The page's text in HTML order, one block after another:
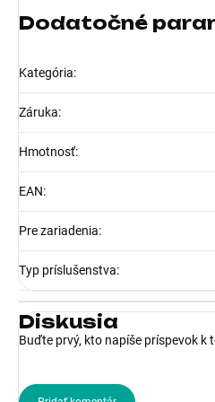
Dodatočné
Kategória:
Záruka:
Hmotnosť:
EAN:
Pre zariadenia:
Typ príslušenstva:
Diskusia
Buďte prvý, kto napíše príspevok k